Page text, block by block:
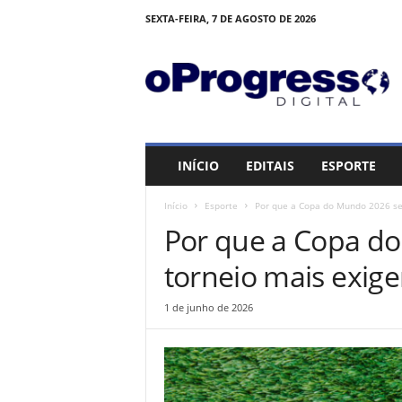
SEXTA-FEIRA, 7 DE AGOSTO DE 2026
R
INÍCIO EDITAIS ESPORTE
Início Esporte Por que a Copa do Mundo 2026
Por que a Copa
torneio mais
1 de junho de 2026